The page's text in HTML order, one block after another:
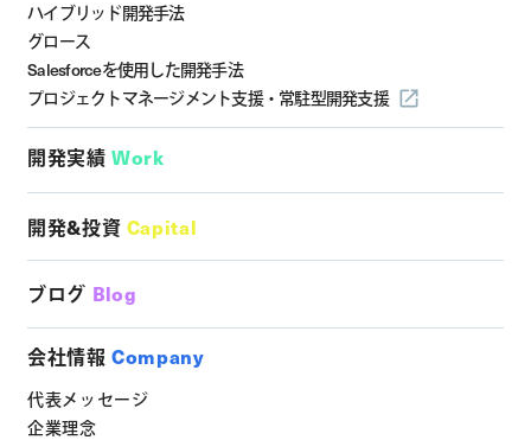
ハイブリッド開発手法
グロース
Salesforceを使用した開発手法
プロジェクトマネージメント支援・ 常駐型開発支援
開発実績 Work
開発&投資 Capital
ブログ Blog
会社情報 Company
代表メッセージ
企業理念